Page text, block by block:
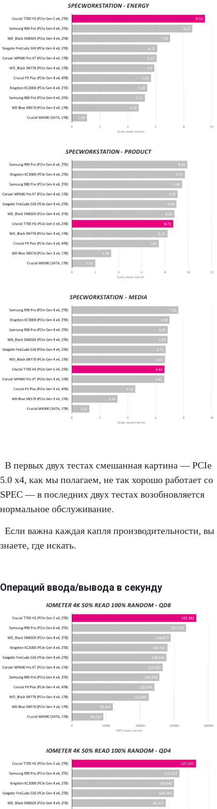
В первых двух тестах смешанная картина — PCIe
5.0 x4, как мы полагаем, не так хорошо работает со
SPEC — в последних двух тестах возобновляется
нормальное обслуживание.
Если важна каждая капля производительности, вы
знаете, где искать.
Операций ввода/вывода в секунду